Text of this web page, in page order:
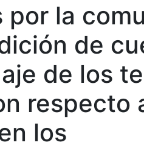
por la
de
de los
respecto
los